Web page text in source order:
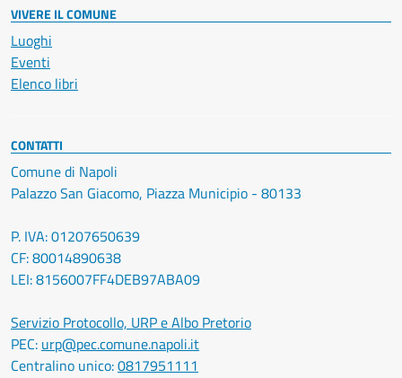
VIVERE IL COMUNE
Luoghi
Eventi
Elenco libri
CONTATTI
Comune di Napoli
Palazzo San Giacomo, Piazza Municipio - 80133
P. IVA: 01207650639
CF: 80014890638
LEI: 8156007FF4DEB97ABA09
Servizio Protocollo, URP e Albo Pretorio
PEC: urp@pec.comune.napoli.it
Centralino unico:0817951111